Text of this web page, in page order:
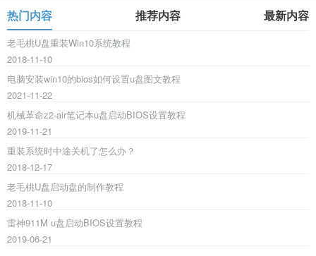
热门内容 推荐内容 最新内容
老毛桃U盘重装Win10系统教程
2018-11-10
电脑安装win10的bios如何设置u盘图文教程
2021-11-22
机械革命z2-air笔记本u盘启动BIOS设置教程
2019-11-21
重装系统时中途关机了怎么办？
2018-12-17
老毛桃U盘启动盘的制作教程
2018-11-10
雷神911M u盘启动BIOS设置教程
2019-06-21